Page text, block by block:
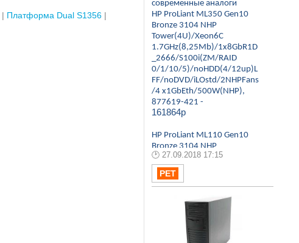
Платформа Dual S1356
современные аналоги
HP ProLiant ML350 Gen10
Bronze 3104 NHP
Tower(4U)/Xeon6C
1.7GHz(8,25Mb)/1x8GbR1D
_2666/S100i(ZM/RAID
0/1/10/5)/noHDD(4/12up)L
FF/noDVD/iLOstd/2NHPFans
/4 x1GbEth/500W(NHP),
877619-421 -
161864р
HP ProLiant ML110 Gen10
Bronze 3104 NHP
Tower(4.5U)/Xeon6C
1.7GHz(8,25Mb)/1x8GbR1D
_2666/S100i(ZM/RAID
0/1/10/5)/noHDD(4/8up)LF
F/DVDRW/iLOstd/2NHPFan/
2x1 GbEth/1x350W(NHP),
P03684-425 -
27.09.2018 17:15